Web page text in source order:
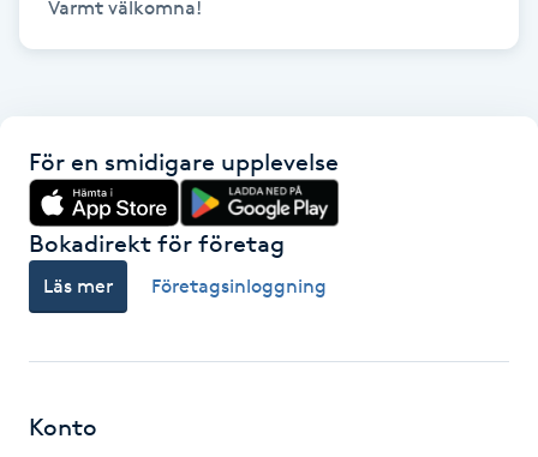
Gellack med förstärkning
Gruppträning
Gua Sha-massage
H
Varmt välkomna!
För en smidigare upplevelse
Bokadirekt för företag
Läs mer Företagsinloggning
Konto